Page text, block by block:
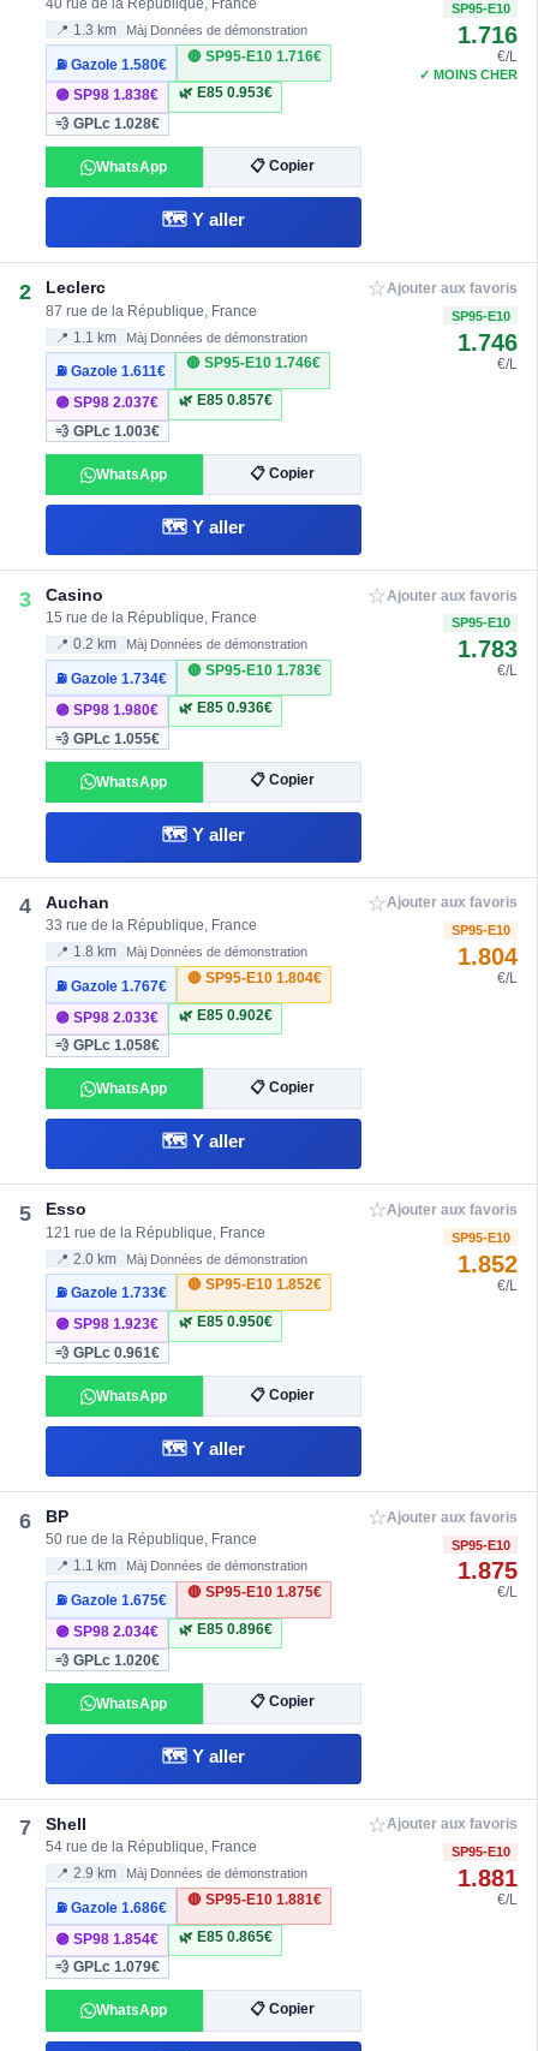
40 rue de la République, France
📍 1.3 km Màj Données de démonstration
⛽ Gazole1.580€
🔴 SP95-E10 1.716€
🟣 SP981.838€ 🌿 E85 0.953€
💨 GPLc1.028€
WhatsApp 📋 Copier
🗺️ Y aller
SP95-E10
1.716
€/L
✓ MOINS CHER
2 Leclerc
87 rue de la République, France
📍 1.1 km Màj Données de démonstration
⛽ Gazole1.611€
🔴 SP95-E10 1.746€
🟣 SP982.037€ 🌿 E85 0.857€
💨 GPLc1.003€
WhatsApp 📋 Copier
🗺️ Y aller
☆Ajouter aux favoris
SP95-E10
1.746
€/L
3 Casino
15 rue de la République, France
📍 0.2 km Màj Données de démonstration
⛽ Gazole1.734€
🔴 SP95-E10 1.783€
🟣 SP981.980€ 🌿 E85 0.936€
💨 GPLc1.055€
WhatsApp 📋 Copier
🗺️ Y aller
☆Ajouter aux favoris
SP95-E10
1.783
€/L
4 Auchan
33 rue de la République, France
📍 1.8 km Màj Données de démonstration
⛽ Gazole1.767€
🔴 SP95-E10 1.804€
🟣 SP982.033€ 🌿 E85 0.902€
💨 GPLc1.058€
WhatsApp 📋 Copier
🗺️ Y aller
☆Ajouter aux favoris
SP95-E10
1.804
€/L
5 Esso
121 rue de la République, France
📍 2.0 km Màj Données de démonstration
⛽ Gazole1.733€
🔴 SP95-E10 1.852€
🟣 SP981.923€ 🌿 E85 0.950€
💨 GPLc0.961€
WhatsApp 📋 Copier
🗺️ Y aller
☆Ajouter aux favoris
SP95-E10
1.852
€/L
6 BP
50 rue de la République, France
📍 1.1 km Màj Données de démonstration
⛽ Gazole1.675€
🔴 SP95-E10 1.875€
🟣 SP982.034€ 🌿 E85 0.896€
💨 GPLc1.020€
WhatsApp 📋 Copier
🗺️ Y aller
☆Ajouter aux favoris
SP95-E10
1.875
€/L
7 Shell
54 rue de la République, France
📍 2.9 km Màj Données de démonstration
⛽ Gazole1.686€
🔴 SP95-E10 1.881€
🟣 SP981.854€ 🌿 E85 0.865€
💨 GPLc1.079€
WhatsApp 📋 Copier
☆Ajouter aux favoris
SP95-E10
1.881
€/L